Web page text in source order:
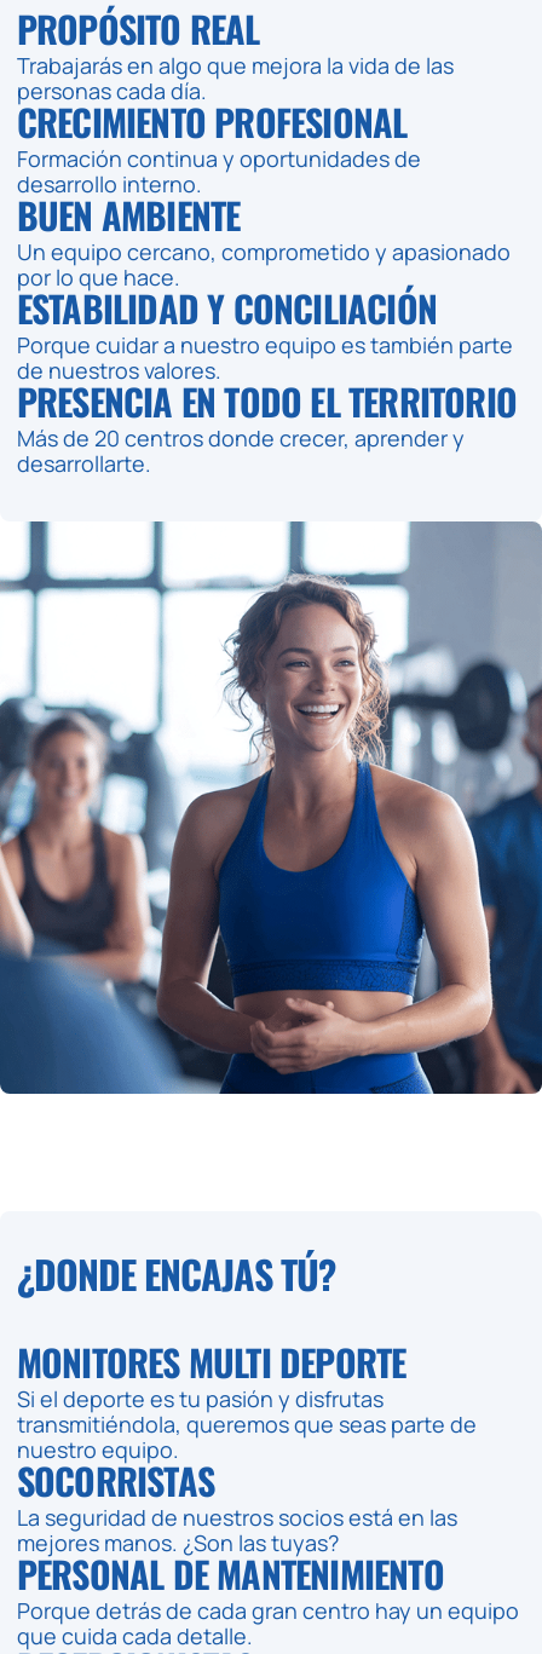
PROPÓSITO REAL
Trabajarás en algo que mejora la vida de las
personas cada día.
CRECIMIENTO PROFESIONAL
Formación continua y oportunidades de
desarrollo interno.
BUEN AMBIENTE
Un equipo cercano, comprometido y apasionado
por lo que hace.
ESTABILIDAD Y CONCILIACIÓN
Porque cuidar a nuestro equipo es también parte
de nuestros valores.
PRESENCIA EN TODO EL TERRITORIO
Más de 20 centros donde crecer, aprender y
desarrollarte.
¿DONDE ENCAJAS TÚ?
MONITORES MULTI DEPORTE
Si el deporte es tu pasión y disfrutas
transmitiéndola, queremos que seas parte de
nuestro equipo.
SOCORRISTAS
La seguridad de nuestros socios está en las
mejores manos. ¿Son las tuyas?
PERSONAL DE MANTENIMIENTO
Porque detrás de cada gran centro hay un equipo
que cuida cada detalle.